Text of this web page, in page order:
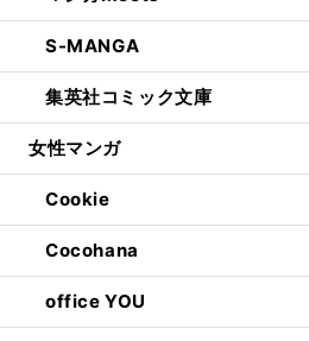
S-MANGA
集英社コミック文庫
女性マンガ
Cookie
Cocohana
office YOU